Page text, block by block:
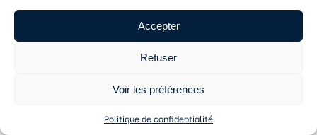
Accepter
Refuser
Voir les préférences
Politique de confidentialité
Demandez votre devis transport international
QU'EST-CE